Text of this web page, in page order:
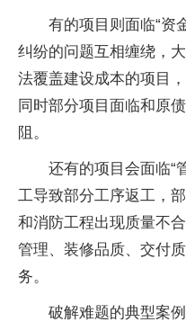
有的项目则面临“资
纠纷的问题互相缠绕，
法覆盖建设成本的项目
同时部分项目面临和原
阻。
还有的项目会面临“
工导致部分工序返工，
和消防工程出现质量不
管理、装修品质、交付
务。
破解难题的典型案例